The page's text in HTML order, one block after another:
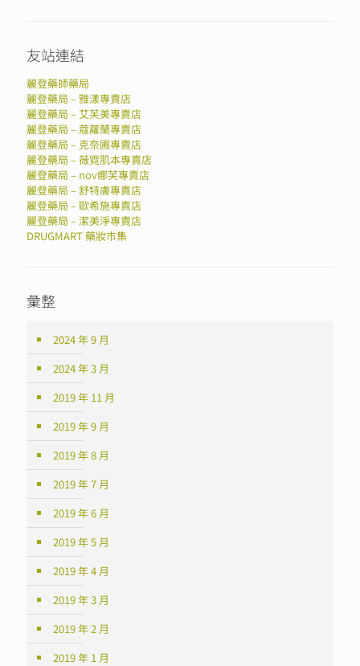
友站連結
麗登藥師藥局
麗登藥局 – 雅漾專賣店
麗登藥局 – 艾芙美專賣店
麗登藥局 – 蔻蘿蘭專賣店
麗登藥局 – 克奈圃專賣店
麗登藥局 – 薇霓肌本專賣店
麗登藥局 – nov娜芙專賣店
麗登藥局 – 舒特膚專賣店
麗登藥局 – 歐希施專賣店
麗登藥局 – 潔美淨專賣店
DRUGMART 藥妝市集
彙整
2024 年 9 月
2024 年 3 月
2019 年 11 月
2019 年 9 月
2019 年 8 月
2019 年 7 月
2019 年 6 月
2019 年 5 月
2019 年 4 月
2019 年 3 月
2019 年 2 月
2019 年 1 月